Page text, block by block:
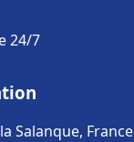
24/7
Salanque, France